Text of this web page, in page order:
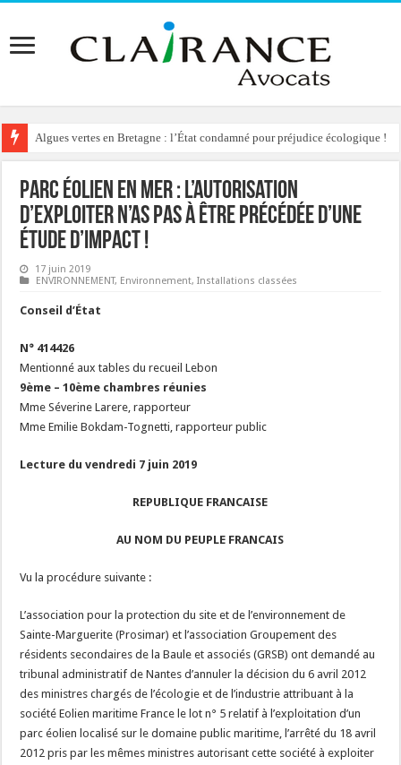
Algues vertes en Bretagne : l’État condamné pour préjudice écologique !
Reconstruction de chalets d’alpage : le préfet condamné à délivrer
Parc éolien en mer : l’autorisation
d’exploiter n’as pas à être précédée d’une
étude d’impact !
17 juin 2019
ENVIRONNEMENT, Environnement,Installations classées
Conseil d’État
N° 414426
Mentionné aux tables du recueil Lebon
9ème – 10ème chambres réunies
Mme Séverine Larere, rapporteur
Mme Emilie Bokdam-Tognetti, rapporteur public
Lecture du vendredi 7 juin 2019
REPUBLIQUE FRANCAISE
AU NOM DU PEUPLE FRANCAIS
Vu la procédure suivante :
L’association pour la protection du site et de l’environnement de
Sainte-Marguerite (Prosimar) et l’association Groupement des
résidents secondaires de la Baule et associés (GRSB) ont demandé au
tribunal administratif de Nantes d’annuler la décision du 6 avril 2012
des ministres chargés de l’écologie et de l’industrie attribuant à la
société Eolien maritime France le lot n° 5 relatif à l’exploitation d’un
parc éolien localisé sur le domaine public maritime, l’arrêté du 18 avril
2012 pris par les mêmes ministres autorisant cette société à exploiter